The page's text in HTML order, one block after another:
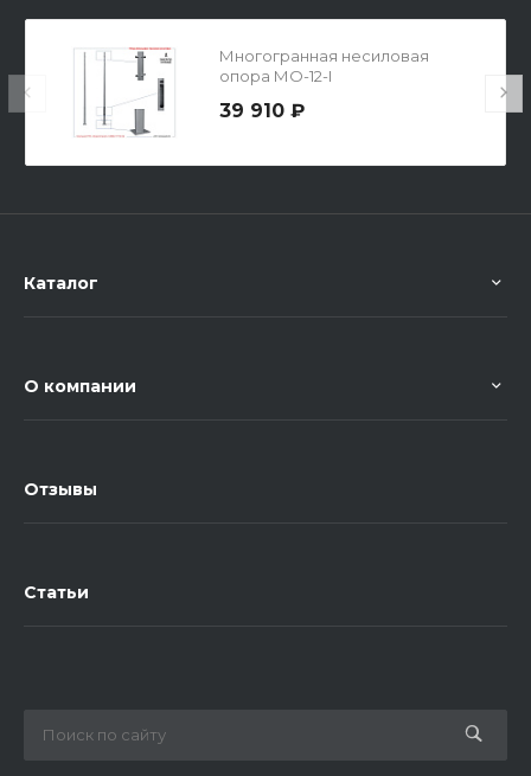
Многогранная несиловая
опора МО-12-I
39 910 ₽
Каталог
О компании
Отзывы
Статьи